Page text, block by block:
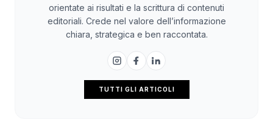
orientate ai risultati e la scrittura di contenuti
editoriali. Crede nel valore dell’informazione
chiara, strategica e ben raccontata.
TUTTI GLI ARTICOLI